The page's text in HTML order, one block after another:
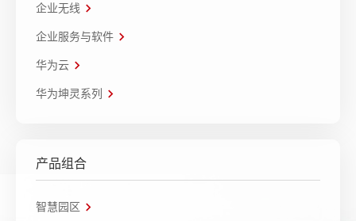
企业无线
企业服务与软件
华为云
华为坤灵系列
产品组合
智慧园区